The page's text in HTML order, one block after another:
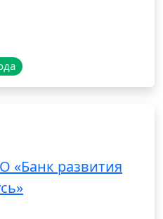
«Банк развития